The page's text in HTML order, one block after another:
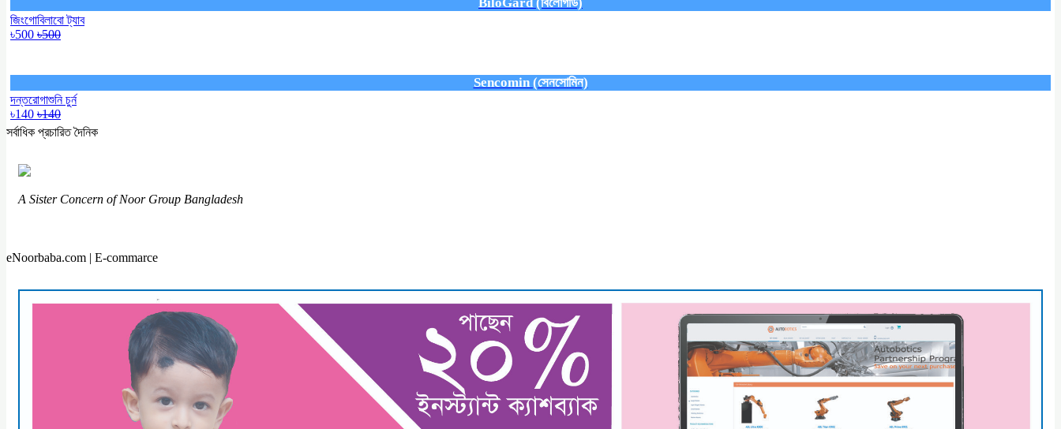
জিংগোবিলাবো ট্যাব
৳500 ৳500
Sencomin (সেনসোমিন)
দন্তরোগাশুনি চুর্ন
৳140 ৳140
সর্বাধিক প্রচারিত দৈনিক
A Sister Concern of Noor Group Bangladesh
eNoorbaba.com | E-commarce